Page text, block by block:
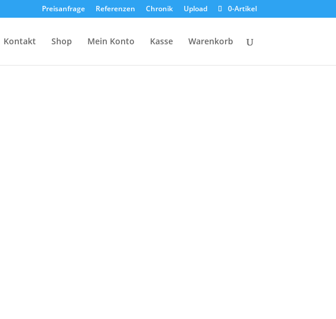
Preisanfrage Referenzen Chronik Upload 0-Artikel
Kontakt Shop Mein Konto Kasse Warenkorb